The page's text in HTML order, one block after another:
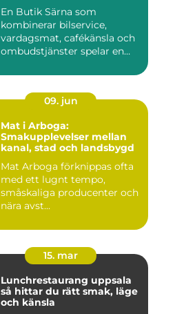
En Butik Särna som
kombinerar bilservice,
vardagsmat, cafékänsla och
ombudstjänster spelar en
09. jun
Mat i Arboga:
Smakupplevelser mellan
kanal, stad och landsbygd
Mat Arboga förknippas ofta
med ett lugnt tempo,
småskaliga producenter och
nära avst...
15. mar
Lunchrestaurang uppsala
så hittar du rätt smak, läge
och känsla